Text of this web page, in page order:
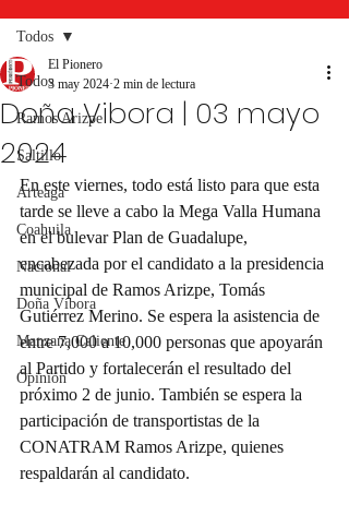
Todos
Ramos Arizpe
Saltillo
Arteaga
Coahuila
Nacional
Doña Víbora
Manzana Caliente
Opinión
Todos
Doña Vibora | 03 mayo
2024
El Pionero
3 may 2024 2 min de lectura
En este viernes, todo está listo para que esta
tarde se lleve a cabo la Mega Valla Humana
en el bulevar Plan de Guadalupe,
encabezada por el candidato a la presidencia
municipal de Ramos Arizpe, Tomás
Gutiérrez Merino. Se espera la asistencia de
entre 7,000 a 10,000 personas que apoyarán
al Partido y fortalecerán el resultado del
próximo 2 de junio. También se espera la
participación de transportistas de la
CONATRAM Ramos Arizpe, quienes
respaldarán al candidato.